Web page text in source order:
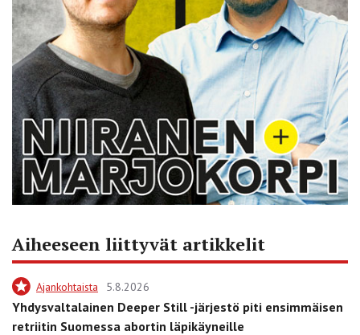
Aiheeseen liittyvät artikkelit
Ajankohtaista 5.8.2026
Yhdysvaltalainen Deeper Still -järjestö piti ensimmäisen
retriitin Suomessa abortin läpikäyneille